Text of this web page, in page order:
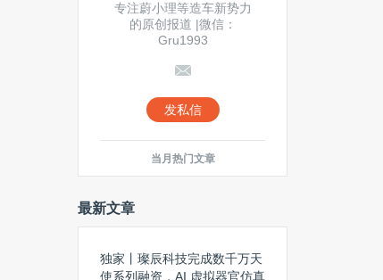
专注蔚小理等造车新势力
的原创报道 |微信：
Gru1993
发私信
当月热门文章
最新文章
独家丨璨辰科技完成数千万天
使系列融资，AI 虚拟器官仿真